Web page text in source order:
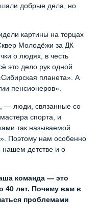
добрые дела, но
картины на торцах
Молодёжи за ДК
о людях, в честь
это дело рук одной
планета». А
пенсионеров».
— люди, связанные со
спорта, и
так называемой
Поэтому нам особенно
детстве и о
команда — это
40 лет. Почему вам в
проблемами